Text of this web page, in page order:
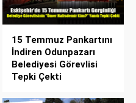
15 Temmuz Pankartını
İndiren Odunpazarı
Belediyesi Görevlisi
Tepki Çekti